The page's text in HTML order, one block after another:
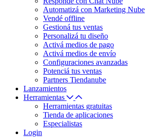
Automatizá con Marketing Nube
Vendé offline
Gestioná tus ventas
Personalizá tu diseño
Activá medios de pago
Activá medios de envío
Configuraciones avanzadas
Potenciá tus ventas
Partners Tiendanube
Lanzamientos
Herramientas
Herramientas gratuitas
Tienda de aplicaciones
Especialistas
Login